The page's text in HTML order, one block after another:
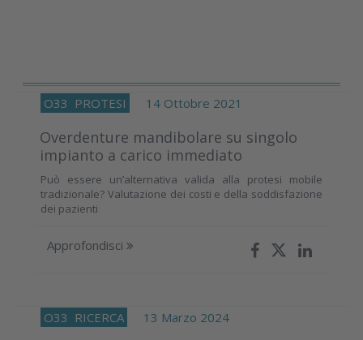
O33 PROTESI 14 Ottobre 2021
Overdenture mandibolare su singolo
impianto a carico immediato
Può essere un’alternativa valida alla protesi mobile
tradizionale? Valutazione dei costi e della soddisfazione
dei pazienti
Approfondisci
O33 RICERCA 13 Marzo 2024